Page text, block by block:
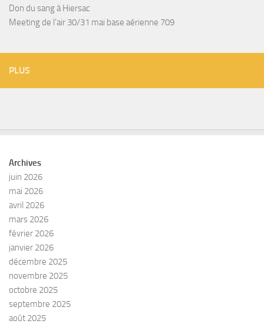
Don du sang à Hiersac
Meeting de l’air 30/31 mai base aérienne 709
PLUS
Archives
juin 2026
mai 2026
avril 2026
mars 2026
février 2026
janvier 2026
décembre 2025
novembre 2025
octobre 2025
septembre 2025
août 2025